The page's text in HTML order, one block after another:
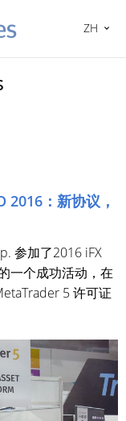
ZH
：新协议，
参加了2016 iFX
一个成功活动，在
5 许可证